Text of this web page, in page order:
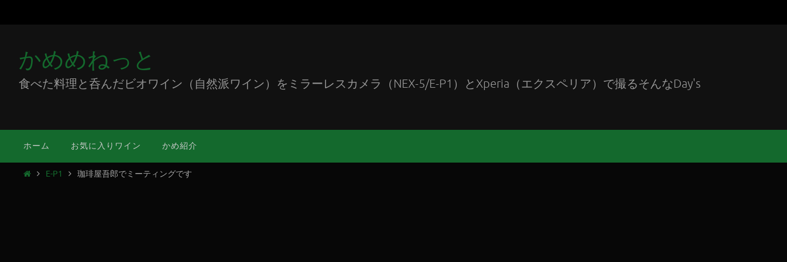
かめめねっと
食べた料理と呑んだビオワイン（自然派ワイン）をミラーレスカメラ（NEX-5/E-P1）とXperia（エクスペリア）で撮るそんなDay's
ホーム お気に入りワイン かめ紹介
E-P1 珈琲屋吾郎でミーティングです